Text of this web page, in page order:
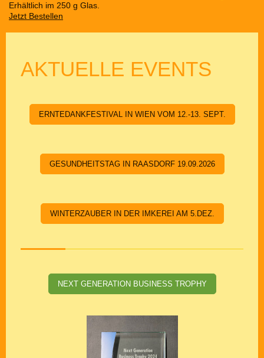
Erhältlich im 250 g Glas.
Jetzt Bestellen
AKTUELLE EVENTS
ERNTEDANKFESTIVAL IN WIEN VOM 12.-13. SEPT.
GESUNDHEITSTAG IN RAASDORF 19.09.2026
WINTERZAUBER IN DER IMKEREI AM 5.DEZ.
NEXT GENERATION BUSINESS TROPHY